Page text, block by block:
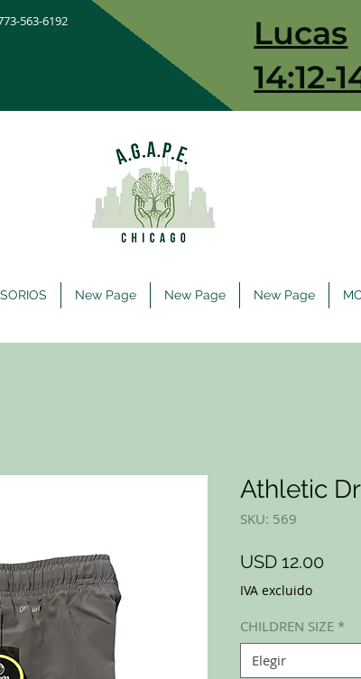
563-6192
Lucas
14:12-
New Page New Page New Page
Athletic
SKU: 569
USD 12.00
IVA excluido
CHILDREN SIZE *
Elegir